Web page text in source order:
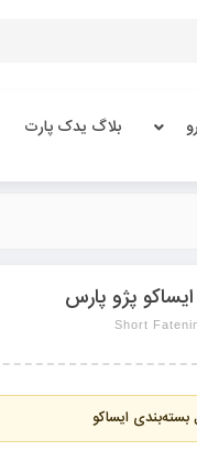
بلاگ یدک پارت
پژو پارس
Short
بسته‌بندی ایساکو